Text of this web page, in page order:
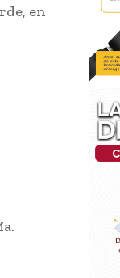
en